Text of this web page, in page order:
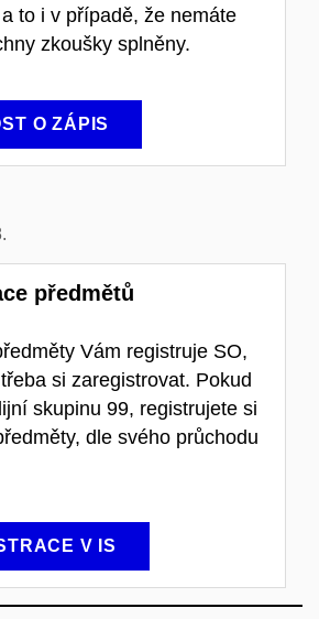
to i v případě, že nemáte
zkoušky splněny.
O ZÁPIS
předmětů
Vám registruje SO,
si zaregistrovat. Pokud
skupinu 99, registrujete si
dle svého průchodu
V IS